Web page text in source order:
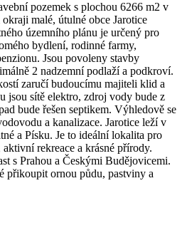
pozemek s plochou 6266 m2 v
malé, útulné obce Jarotice
územního plánu je určený pro
bydlení, rodinné farmy,
Jsou povoleny stavby
2 nadzemní podlaží a podkroví.
zaručí budoucímu majiteli klid a
jsou sítě elektro, zdroj vody bude z
bude řešen septikem. Výhledově se
a kanalizace. Jarotice leží v
a Písku. Je to ideální lokalita pro
rekreace a krásné přírody.
s Prahou a Českými Budějovicemi.
přikoupit ornou půdu, pastviny a